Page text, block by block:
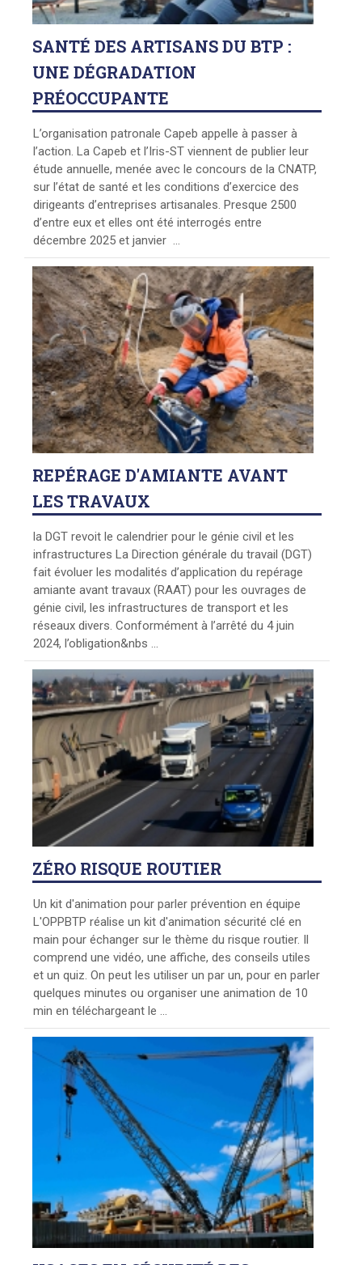
SANTÉ DES ARTISANS DU BTP :
UNE DÉGRADATION
PRÉOCCUPANTE
L’organisation patronale Capeb appelle à passer à
l’action. La Capeb et l’Iris-ST viennent de publier leur
étude annuelle, menée avec le concours de la CNATP,
sur l’état de santé et les conditions d’exercice des
dirigeants d’entreprises artisanales. Presque 2500
d’entre eux et elles ont été interrogés entre
décembre 2025 et janvier ...
REPÉRAGE D'AMIANTE AVANT
LES TRAVAUX
la DGT revoit le calendrier pour le génie civil et les
infrastructures La Direction générale du travail (DGT)
fait évoluer les modalités d’application du repérage
amiante avant travaux (RAAT) pour les ouvrages de
génie civil, les infrastructures de transport et les
réseaux divers. Conformément à l’arrêté du 4 juin
2024, l’obligation&nbs ...
ZÉRO RISQUE ROUTIER
Un kit d'animation pour parler prévention en équipe
L'OPPBTP réalise un kit d'animation sécurité clé en
main pour échanger sur le thème du risque routier. Il
comprend une vidéo, une affiche, des conseils utiles
et un quiz. On peut les utiliser un par un, pour en parler
quelques minutes ou organiser une animation de 10
min en téléchargeant le ...